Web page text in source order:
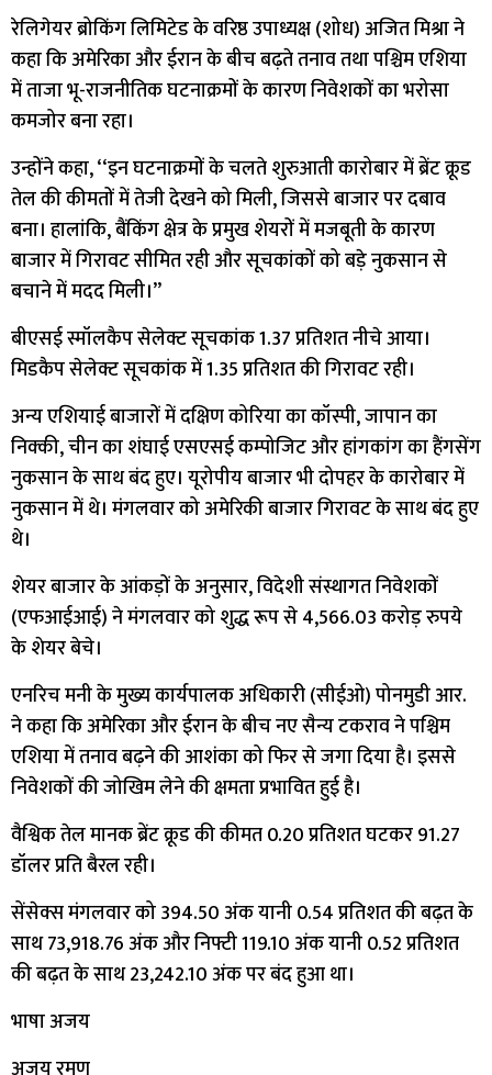
रेलिगेयर ब्रोकिंग लिमिटेड के वरिष्ठ उपाध्यक्ष (शोध) अजित मिश्रा ने
कहा कि अमेरिका और ईरान के बीच बढ़ते तनाव तथा पश्चिम एशिया
में ताजा भू-राजनीतिक घटनाक्रमों के कारण निवेशकों का भरोसा
कमजोर बना रहा।
उन्होंने कहा, ‘‘इन घटनाक्रमों के चलते शुरुआती कारोबार में ब्रेंट क्रूड
तेल की कीमतों में तेजी देखने को मिली, जिससे बाजार पर दबाव
बना। हालांकि, बैंकिंग क्षेत्र के प्रमुख शेयरों में मजबूती के कारण
बाजार में गिरावट सीमित रही और सूचकांकों को बड़े नुकसान से
बचाने में मदद मिली।’’
बीएसई स्मॉलकैप सेलेक्ट सूचकांक 1.37 प्रतिशत नीचे आया।
मिडकैप सेलेक्ट सूचकांक में 1.35 प्रतिशत की गिरावट रही।
अन्य एशियाई बाजारों में दक्षिण कोरिया का कॉस्पी, जापान का
निक्की, चीन का शंघाई एसएसई कम्पोजिट और हांगकांग का हैंगसेंग
नुकसान के साथ बंद हुए। यूरोपीय बाजार भी दोपहर के कारोबार में
नुकसान में थे। मंगलवार को अमेरिकी बाजार गिरावट के साथ बंद हुए
थे।
शेयर बाजार के आंकड़ों के अनुसार, विदेशी संस्थागत निवेशकों
(एफआईआई) ने मंगलवार को शुद्ध रूप से 4,566.03 करोड़ रुपये
के शेयर बेचे।
एनरिच मनी के मुख्य कार्यपालक अधिकारी (सीईओ) पोनमुडी आर.
ने कहा कि अमेरिका और ईरान के बीच नए सैन्य टकराव ने पश्चिम
एशिया में तनाव बढ़ने की आशंका को फिर से जगा दिया है। इससे
निवेशकों की जोखिम लेने की क्षमता प्रभावित हुई है।
वैश्विक तेल मानक ब्रेंट क्रूड की कीमत 0.20 प्रतिशत घटकर 91.27
डॉलर प्रति बैरल रही।
सेंसेक्स मंगलवार को 394.50 अंक यानी 0.54 प्रतिशत की बढ़त के
साथ 73,918.76 अंक और निफ्टी 119.10 अंक यानी 0.52 प्रतिशत
की बढ़त के साथ 23,242.10 अंक पर बंद हुआ था।
भाषा अजय